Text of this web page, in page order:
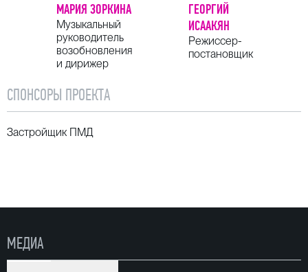
МАРИЯ ЗОРКИНА
Музыкальный
руководитель
возобновления
и дирижер
ГЕОРГИЙ
ИСААКЯН
Режиссер-
постановщик
СПОНСОРЫ ПРОЕКТА
Застройщик ПМД
МЕДИА